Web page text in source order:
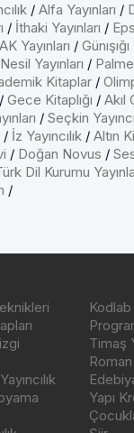
/ Alfa Yayınları /
/ İthaki Yayınları /
Yayınları /
Nesil Yayınları / Palme
Kitaplar /
/ Gece Kitaplığı / Akıl
/ Seçkin
/ İz Yayıncılık / Altın
/ Doğan Novus /
Dil Kurumu
/
Kodlab
Timaş
Yapı